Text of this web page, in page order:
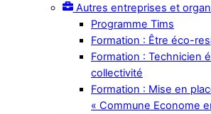
Autres entreprises et
Programme Tims
Formation : Être éco-
Formation : Technicien
collectivité
Formation : Mise en
« Commune Econome